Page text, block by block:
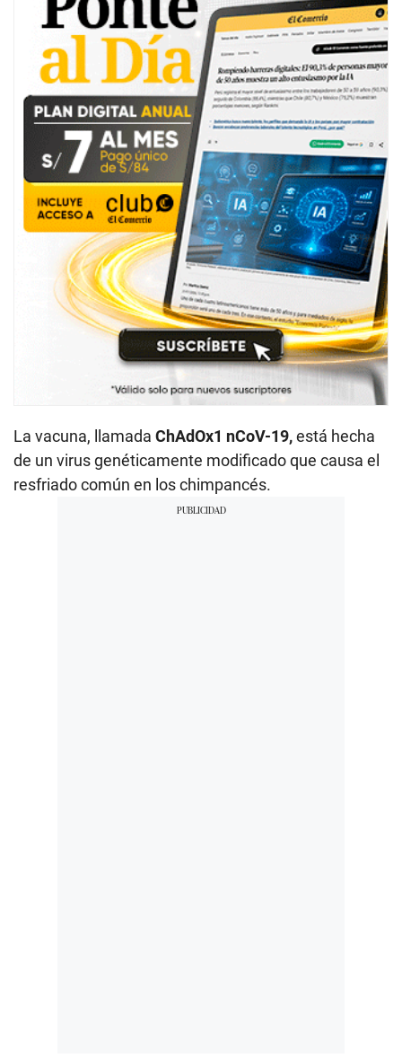
La vacuna, llamada ChAdOx1 nCoV-19,está hecha
de un virus genéticamente modificado que causa el
resfriado común en los chimpancés.